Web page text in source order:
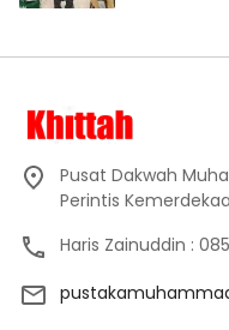
Pusat Dakwah
Perintis
Haris Zainuddin :